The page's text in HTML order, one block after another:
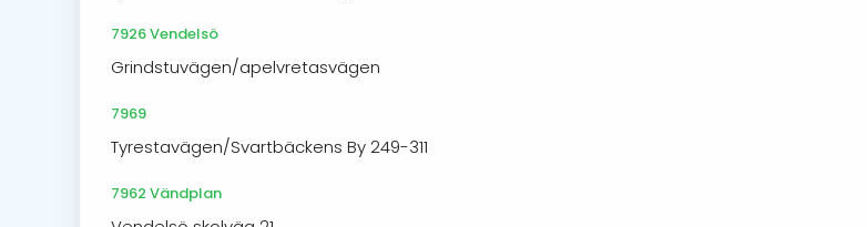
7926 Vendelsö
Grindstuvägen/apelvretasvägen
7969
Tyrestavägen/Svartbäckens By 249-311
7962 Vändplan